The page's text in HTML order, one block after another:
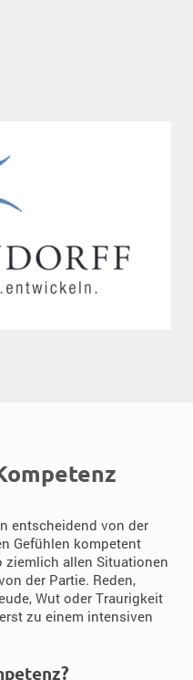
entscheidend von der
Gefühlen kompetent
ziemlich allen Situationen
der Partie. Reden,
Wut oder Traurigkeit
zu einem intensiven